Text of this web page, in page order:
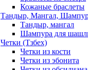
Кожаные браслеты
Тандыр, Мангал,
Тандыр, мангал
Шампура для
Четки (Тзбех)
Четки из кости
Четки из эбонита